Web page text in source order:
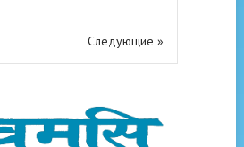
Следующие »